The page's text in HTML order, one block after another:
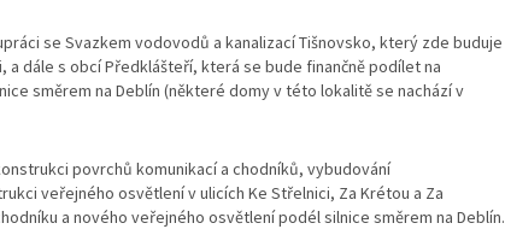
se Svazkem vodovodů a kanalizací Tišnovsko, který zde buduje
a dále s obcí Předklášteří, která se bude finančně podílet na
směrem na Deblín (některé domy v této lokalitě se nachází v
povrchů komunikací a chodníků, vybudování
veřejného osvětlení v ulicích Ke Střelnici, Za Krétou a Za
a nového veřejného osvětlení podél silnice směrem na Deblín.